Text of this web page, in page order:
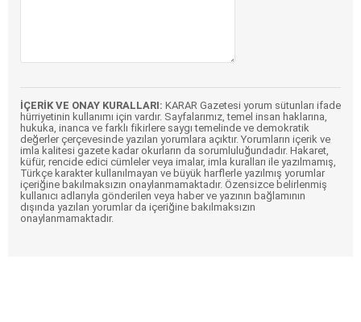
İÇERİK VE ONAY KURALLARI: KARAR Gazetesi yorum sütunları ifade
hürriyetinin kullanımı için vardır. Sayfalarımız, temel insan haklarına,
hukuka, inanca ve farklı fikirlere saygı temelinde ve demokratik
değerler çerçevesinde yazılan yorumlara açıktır. Yorumların içerik ve
imla kalitesi gazete kadar okurların da sorumluluğundadır. Hakaret,
küfür, rencide edici cümleler veya imalar, imla kuralları ile yazılmamış,
Türkçe karakter kullanılmayan ve büyük harflerle yazılmış yorumlar
içeriğine bakılmaksızın onaylanmamaktadır. Özensizce belirlenmiş
kullanıcı adlarıyla gönderilen veya haber ve yazının bağlamının
dışında yazılan yorumlar da içeriğine bakılmaksızın
onaylanmamaktadır.